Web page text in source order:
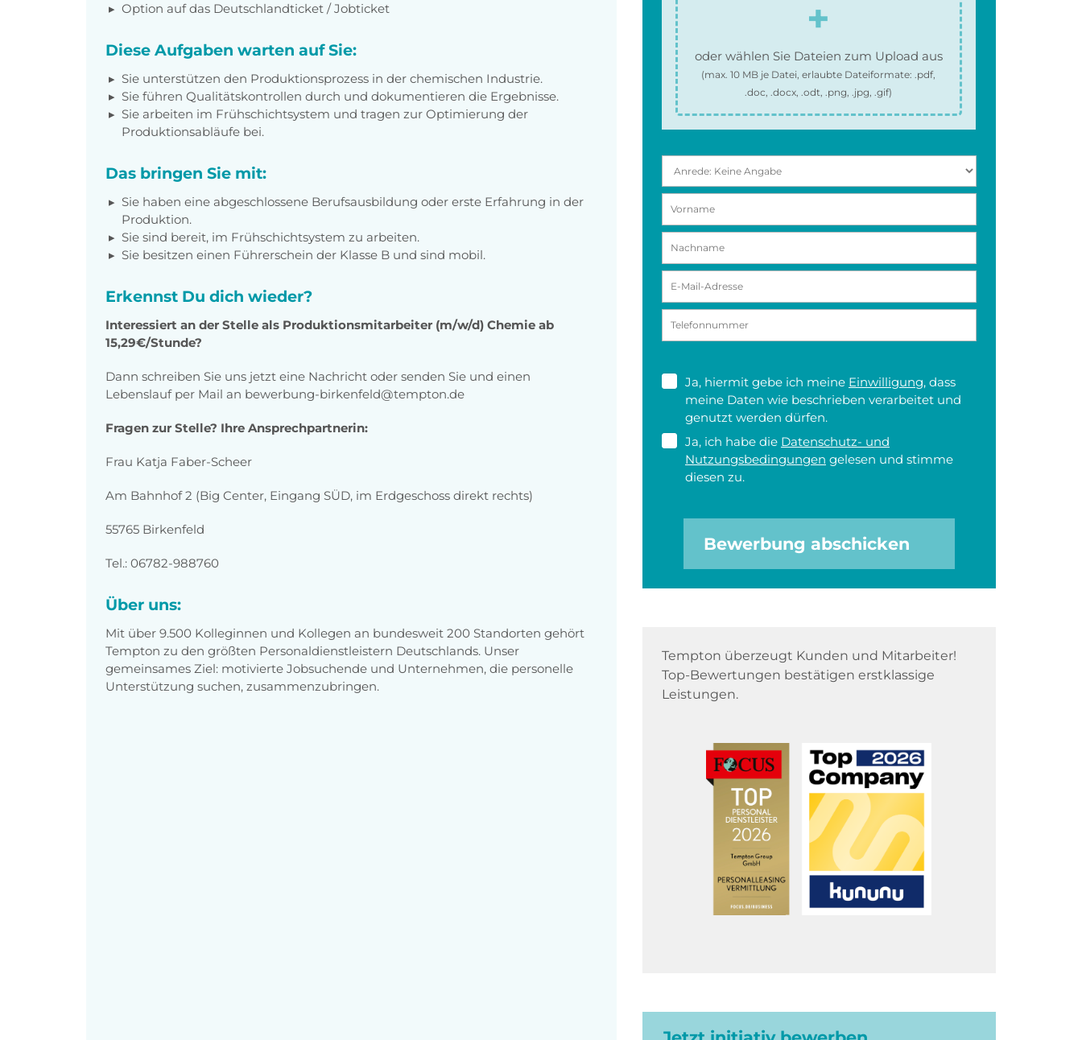
Option auf das Deutschlandticket / Jobticket
Diese Aufgaben warten auf Sie:
Sie unterstützen den Produktionsprozess in der chemischen Industrie.
Sie führen Qualitätskontrollen durch und dokumentieren die Ergebnisse.
Sie arbeiten im Frühschichtsystem und tragen zur Optimierung der
Produktionsabläufe bei.
Das bringen Sie mit:
Sie haben eine abgeschlossene Berufsausbildung oder erste Erfahrung in der
Produktion.
Sie sind bereit, im Frühschichtsystem zu arbeiten.
Sie besitzen einen Führerschein der Klasse B und sind mobil.
Erkennst Du dich wieder?
Interessiert an der Stelle als Produktionsmitarbeiter (m/w/d) Chemie ab
15,29€/Stunde?
Dann schreiben Sie uns jetzt eine Nachricht oder senden Sie und einen
Lebenslauf per Mail an bewerbung-birkenfeld@tempton.de
Fragen zur Stelle? Ihre Ansprechpartnerin:
Frau Katja Faber-Scheer
Am Bahnhof 2 (Big Center, Eingang SÜD, im Erdgeschoss direkt rechts)
55765 Birkenfeld
Tel.: 06782-988760
Über uns:
Mit über 9.500 Kolleginnen und Kollegen an bundesweit 200 Standorten gehört
Tempton zu den größten Personaldienstleistern Deutschlands. Unser
gemeinsames Ziel: motivierte Jobsuchende und Unternehmen, die personelle
Unterstützung suchen, zusammenzubringen.
oder wählen Sie Dateien zum Upload aus
(max.10 MB je Datei, erlaubte Dateiformate:.pdf,
.doc, .docx, .odt, .png, .jpg, .gif)
Ja, hiermit gebe ich meine Einwilligung, dass
meine Daten wie beschrieben verarbeitet und
genutzt werden dürfen.
Ja, ich habe die Datenschutz- und
Nutzungsbedingungen gelesen und stimme
diesen zu.
Bewerbung abschicken
Tempton überzeugt Kunden und Mitarbeiter!
Top-Bewertungen bestätigen erstklassige
Leistungen.